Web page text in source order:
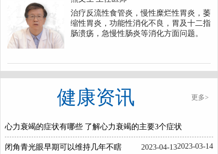
治疗反流性食管炎，慢性糜烂性胃炎，萎
缩性胃炎，功能性消化不良，胃及十二指
肠溃疡，急慢性肠炎等消化方面问题。
健康资讯 更多>
心力衰竭的症状有哪些 了解心力衰竭的主要3个症状
2023-03-14
闭角青光眼早期可以维持几年不瞎 2023-04-13